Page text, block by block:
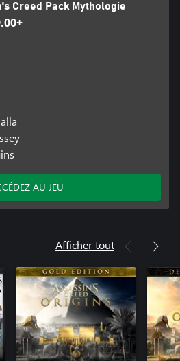
Creed Pack Mythologie
AU JEU
Afficher tout